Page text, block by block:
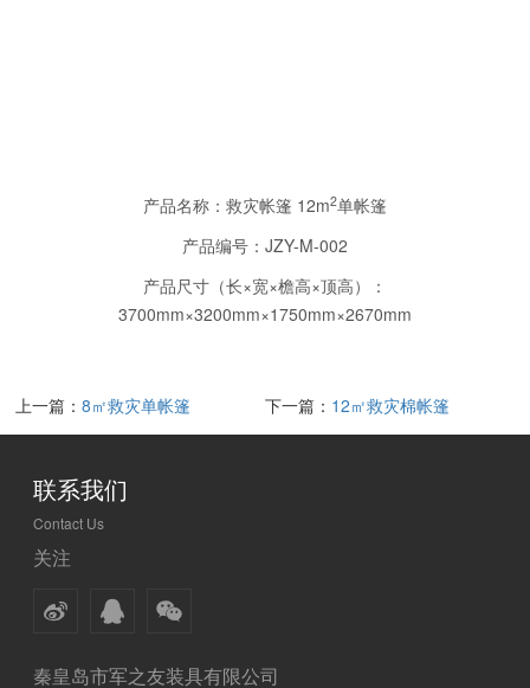
产品名称：救灾帐篷 12m2单帐篷
产品编号： JZY-M-002
产品尺寸（长×宽×檐高×顶高）：
3700mm×3200mm×1750mm×2670mm
上一篇：8㎡救灾单帐篷 下一篇： 12㎡救灾棉帐篷
联系我们
Contact Us
关注
秦皇岛市军之友装具有限公司